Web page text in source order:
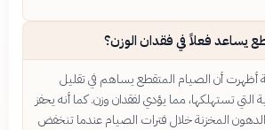
يساعد فعلاً في فقدان الوزن؟
أظهرت أن الصيام المتقطع يساهم في تقليل
التي تستهلكها، مما يؤدي لفقدان وزن. كما أنه يحفز
المخزنة خلال فترات الصيام عندما تنخفض